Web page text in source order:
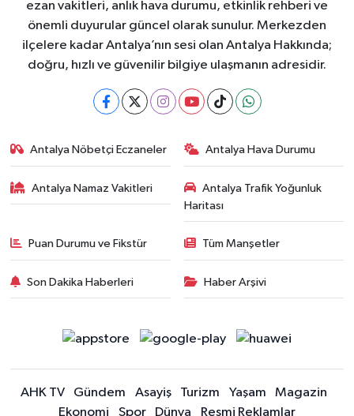
ezan vakitleri, anlık hava durumu, etkinlik rehberi ve
önemli duyurular güncel olarak sunulur. Merkezden
ilçelere kadar Antalya’nın sesi olan Antalya Hakkında;
doğru, hızlı ve güvenilir bilgiye ulaşmanın adresidir.
Antalya Nöbetçi Eczaneler Antalya Hava Durumu
Antalya Namaz Vakitleri
Antalya Trafik Yoğunluk
Haritası
Puan Durumu ve Fikstür Tüm Manşetler
Son Dakika Haberleri Haber Arşivi
AHK TV Gündem Asayiş Turizm Yaşam
Magazin
Ekonomi
Spor Dünya Resmi Reklamlar